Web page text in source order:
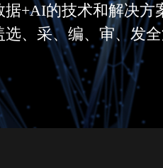
据+AI的技术和解决方
选、采、编、审、发